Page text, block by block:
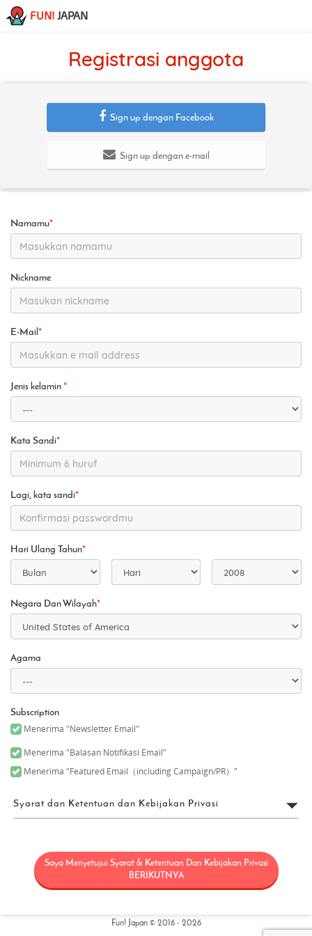
FUN! JAPAN
Registrasi anggota
Sign up dengan Facebook
Sign up dengan e-mail
Namamu*
Nickname
E-Mail*
Jenis kelamin *
Kata Sandi*
Lagi, kata sandi*
Hari Ulang Tahun*
Negara Dan Wilayah*
Agama
Subscription
Menerima "Newsletter Email"
Menerima "Balasan Notifikasi Email"
Menerima "Featured Email（including Campaign/PR）"
Syarat dan Ketentuan dan Kebijakan Privasi
“FUN! JAPAN” secara kolektif berarti sebuah proyek (“Proyek
FUN! JAPAN”) yang menawarkan produk dan layanan melalui
beragam sarana, termasuk situs web (termasuk, tapi tidak
alasan tertentu), dan berusaha untuk meningkatkan
Saya Menyetujui Syarat & Ketentuan Dan Kebijakan Privasi
BERIKUTNYA
Fun! Japan © 2016 - 2026